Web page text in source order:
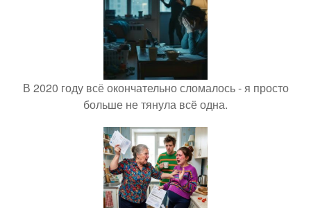
В 2020 году всё окончательно сломалось - я просто
больше не тянула всё одна.